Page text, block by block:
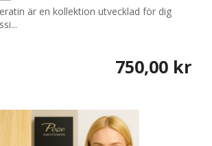
är en kollektion utvecklad för dig
750,00 kr